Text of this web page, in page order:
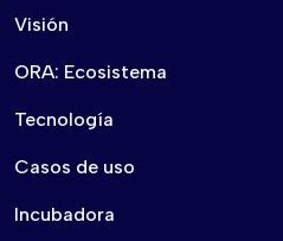
Visión
ORA: Ecosistema
Tecnología
Casos de uso
Incubadora